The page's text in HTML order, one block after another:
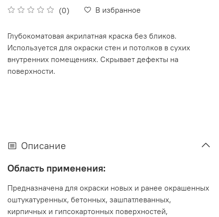
(0) В избранное
Глубокоматовая акрилатная краска без бликов.
Используется для окраски стен и потолков в сухих
внутренних помещениях. Скрывает дефекты на
поверхности.
Описание
Область применения:
Предназначена для окраски новых и ранее окрашенных
оштукатуренных, бетонных, зашпатлеванных,
кирпичных и гипсокартонных поверхностей,